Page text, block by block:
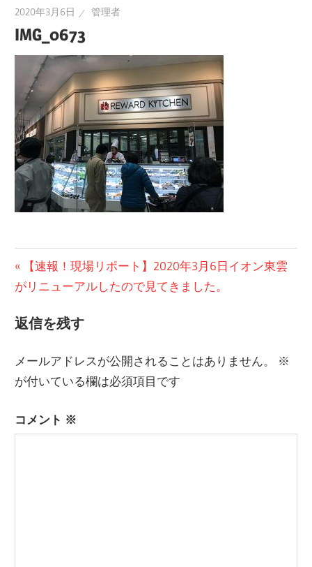
2020年3月6日 管理者
IMG_0673
投
稿
ナ
ゲ
シ
前
の
事:
【速報！現場リポート】2020年3月6日イオン東雲
がリニューアルしたので見てきました。
返信を残す
メールアドレスが公開されることはありません。
※
が付いている欄は必須項目です
コメント ※